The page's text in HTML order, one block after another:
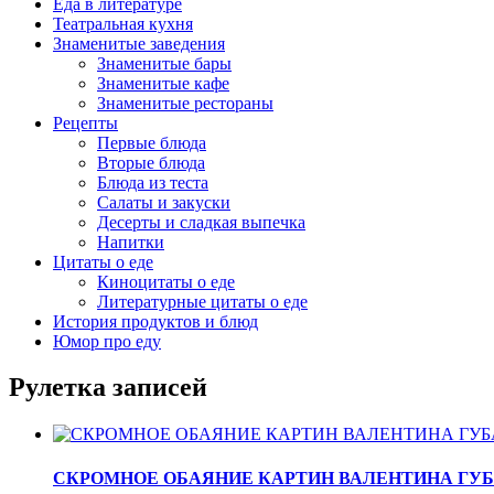
Театральная кухня
Знаменитые заведения
Знаменитые бары
Знаменитые кафе
Знаменитые рестораны
Рецепты
Первые блюда
Вторые блюда
Блюда из теста
Салаты и закуски
Десерты и сладкая выпечка
Напитки
Цитаты о еде
Киноцитаты о еде
Литературные цитаты o еде
История продуктов и блюд
Юмор про еду
Рулетка записей
СКРОМНОЕ ОБАЯНИЕ КАРТИН ВАЛЕНТИНА